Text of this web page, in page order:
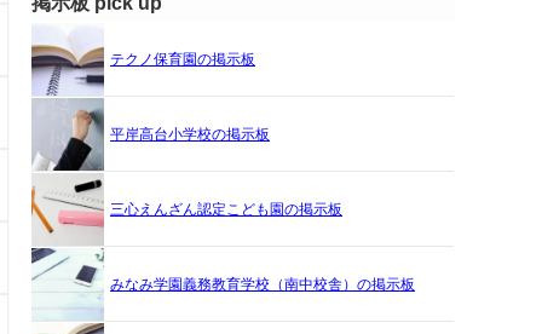
テクノ保育園の掲示板
平岸高台小学校の掲示板
三心えんざん認定こども園の掲示板
みなみ学園義務教育学校（南中校舎）の掲示板